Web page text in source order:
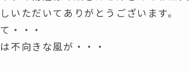
いただいてありがとうございます。
・・・
不向きな風が・・・